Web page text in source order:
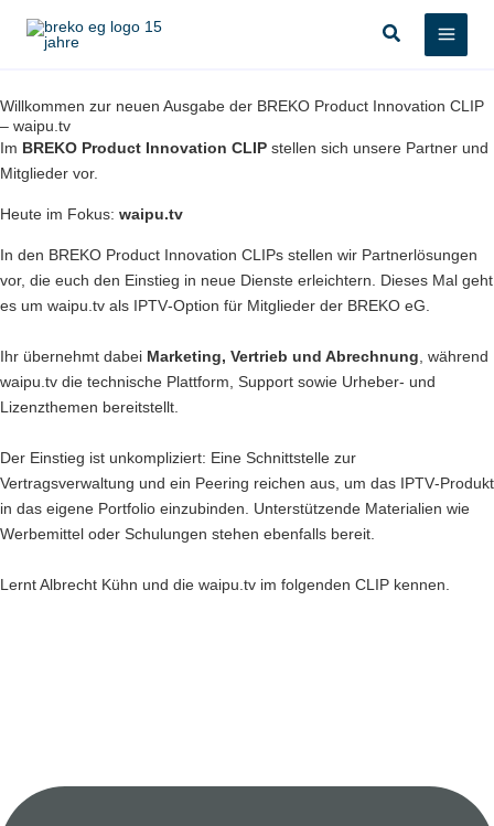
Inhalt
Suchen
Willkommen zur neuen Ausgabe der BREKO Product Innovation CLIP
– waipu.tv
Im BREKO Product Innovation CLIP stellen sich unsere Partner und
Mitglieder vor.
Heute im Fokus: waipu.tv
In den BREKO Product Innovation CLIPs stellen wir Partnerlösungen
vor, die euch den Einstieg in neue Dienste erleichtern. Dieses Mal geht
es um waipu.tv als IPTV‑Option für Mitglieder der BREKO eG.
Ihr übernehmt dabei Marketing, Vertrieb und Abrechnung , während
waipu.tv die technische Plattform, Support sowie Urheber‑ und
Lizenzthemen bereitstellt.
Der Einstieg ist unkompliziert: Eine Schnittstelle zur
Vertragsverwaltung und ein Peering reichen aus, um das IPTV‑Produkt
in das eigene Portfolio einzubinden. Unterstützende Materialien wie
Werbemittel oder Schulungen stehen ebenfalls bereit.
Lernt Albrecht Kühn und die waipu.tv im folgenden CLIP kennen.